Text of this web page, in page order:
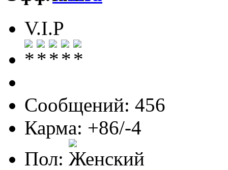
V.I.P
Сообщений: 456
Карма: +86/-4
Пол: